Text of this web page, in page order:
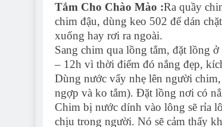
Tắm Cho Chào Mào :Ra quầy
chim đậu, dùng keo 502 để dán
xuống hay rơi ra ngoài.
Sang chim qua lồng tắm, đặt lồng
– 12h vì thời điểm đó nắng đẹp,
Dùng nước vẩy nhẹ lên người
ngợp và ko tắm). Đặt lồng nơi có
Chim bị nước dính vào lông sẽ rỉa
chịu trong người. Nó sẽ cảm thấy